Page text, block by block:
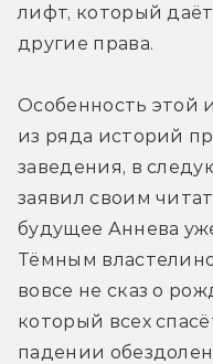
лифт, который
другие права.
Особенность этой
из ряда историй
заведения, в
заявил своим
будущее Аннева
Тёмным
вовсе не сказ о
который всех
падении